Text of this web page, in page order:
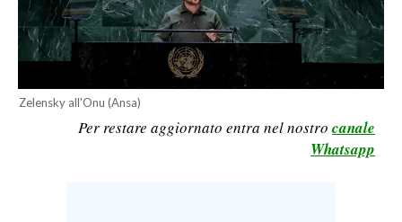
LAVORO
BANDI
SPORT IN SARDEGNA
Zelensky all'Onu (Ansa)
Per restare aggiornato entra nel nostro canale
Whatsapp